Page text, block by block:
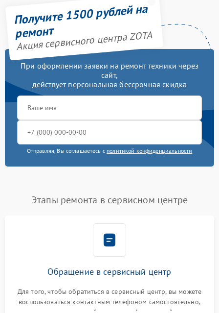
Получите 1500 рублей на
ремонт
Акция сервисного центра ZOTA
При оформлении заявки на ремонт техники через
сайт,
действует персональная бессрочная скидка
Отправляя, Вы соглашаетесь с политикой конфиденциальности
Этапы ремонта в сервисном центре
Обращение в сервисный центр
Для того, чтобы обратиться в сервисный центр, вы можете
воспользоваться контактным телефоном самостоятельно,